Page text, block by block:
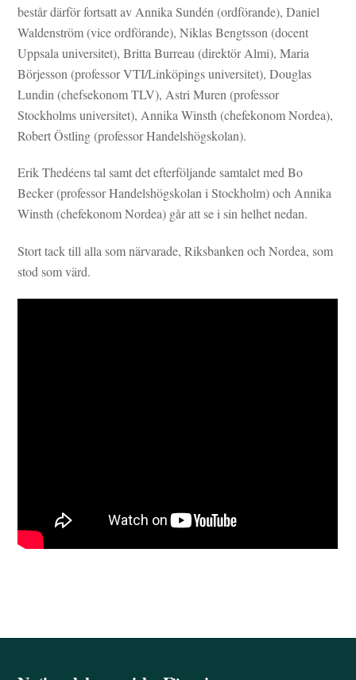
består därför fortsatt av Annika Sundén (ordförande), Daniel
Waldenström (vice ordförande), Niklas Bengtsson (docent
Uppsala universitet), Britta Burreau (direktör Almi), Maria
Börjesson (professor VTI/Linköpings universitet), Douglas
Lundin (chefsekonom TLV), Astri Muren (professor
Stockholms universitet), Annika Winsth (chefekonom Nordea),
Robert Östling (professor Handelshögskolan).
Erik Thedéens tal samt det efterföljande samtalet med Bo
Becker (professor Handelshögskolan i Stockholm) och Annika
Winsth (chefekonom Nordea) går att se i sin helhet nedan.
Stort tack till alla som närvarade, Riksbanken och Nordea, som
stod som värd.